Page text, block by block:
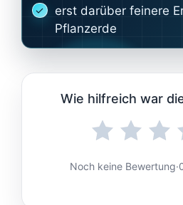
erst darüber feinere
Pflanzerde
Wie hilfreich war
Noch keine Bewertung·